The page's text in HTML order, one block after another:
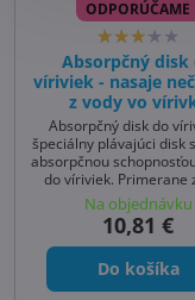
ODPORÚČAME
Absorpčný disk
víriviek - nasaje
z vody vo
Absorpčný disk do
špeciálny plávajúci disk
absorpčnou
do víriviek. Primerane zväčší
svoj objem, aby nasal
nečistoty z vírivky pri
hydromasážnom
Na objednávku
10,81 €
Do košíka